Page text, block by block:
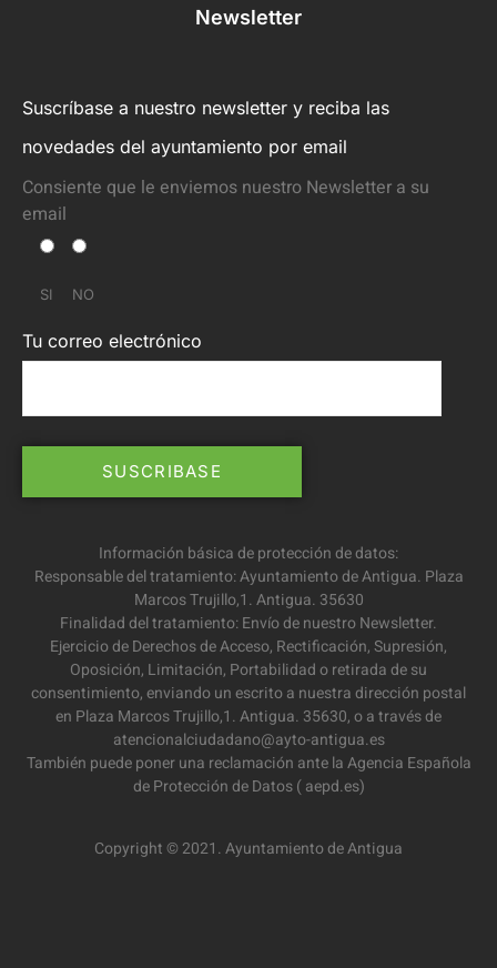
Newsletter
Suscríbase a nuestro newsletter y reciba las
novedades del ayuntamiento por email
Consiente que le enviemos nuestro Newsletter a su
email
SI NO
Tu correo electrónico
Información básica de protección de datos:
Responsable del tratamiento: Ayuntamiento de Antigua. Plaza
Marcos Trujillo,1. Antigua. 35630
Finalidad del tratamiento: Envío de nuestro Newsletter.
Ejercicio de Derechos de Acceso, Rectificación, Supresión,
Oposición, Limitación, Portabilidad o retirada de su
consentimiento, enviando un escrito a nuestra dirección postal
en Plaza Marcos Trujillo,1. Antigua. 35630, o a través de
atencionalciudadano@ayto-antigua.es
También puede poner una reclamación ante la Agencia Española
de Protección de Datos ( aepd.es)
Copyright © 2021. Ayuntamiento de Antigua